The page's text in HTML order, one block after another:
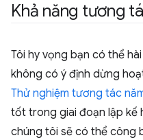
Khả năng tương
Tôi hy vọng bạn có thể
không có ý định dừng
Thử nghiệm tương tác
tốt trong giai đoạn lập kế
chúng tôi sẽ có thể công